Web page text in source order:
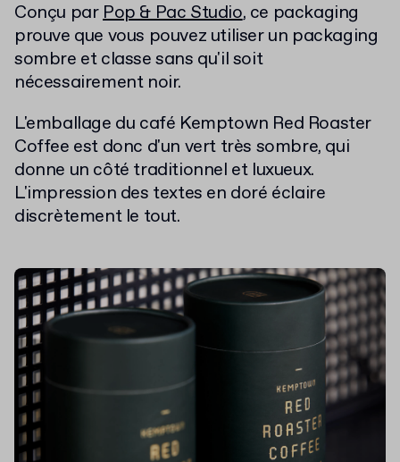
Conçu parPop & Pac Studio, ce packaging
prouve que vous pouvez utiliser un packaging
sombre et classe sans qu'il soit
nécessairement noir.
L'emballage du café Kemptown Red Roaster
Coffee est donc d'un vert très sombre, qui
donne un côté traditionnel et luxueux.
L'impression des textes en doré éclaire
discrètement le tout.